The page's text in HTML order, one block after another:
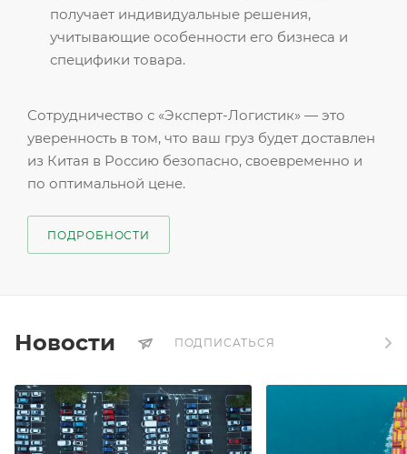
получает индивидуальные решения,
учитывающие особенности его бизнеса и
специфики товара.
Сотрудничество с «Эксперт-Логистик» — это
уверенность в том, что ваш груз будет доставлен
из Китая в Россию безопасно, своевременно и
по оптимальной цене.
ПОДРОБНОСТИ
Новости ПОДПИСАТЬСЯ